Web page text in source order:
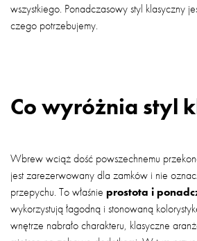
wszystkiego. Ponadczasowy styl klasyczny
czego potrzebujemy.
Co wyróżnia styl
Wbrew wciąż dość powszechnemu
jest zarezerwowany dla zamków i nie
przepychu. To właśnie prostota i
wykorzystują łagodną i stonowaną
wnętrze nabrało charakteru, klasyczne